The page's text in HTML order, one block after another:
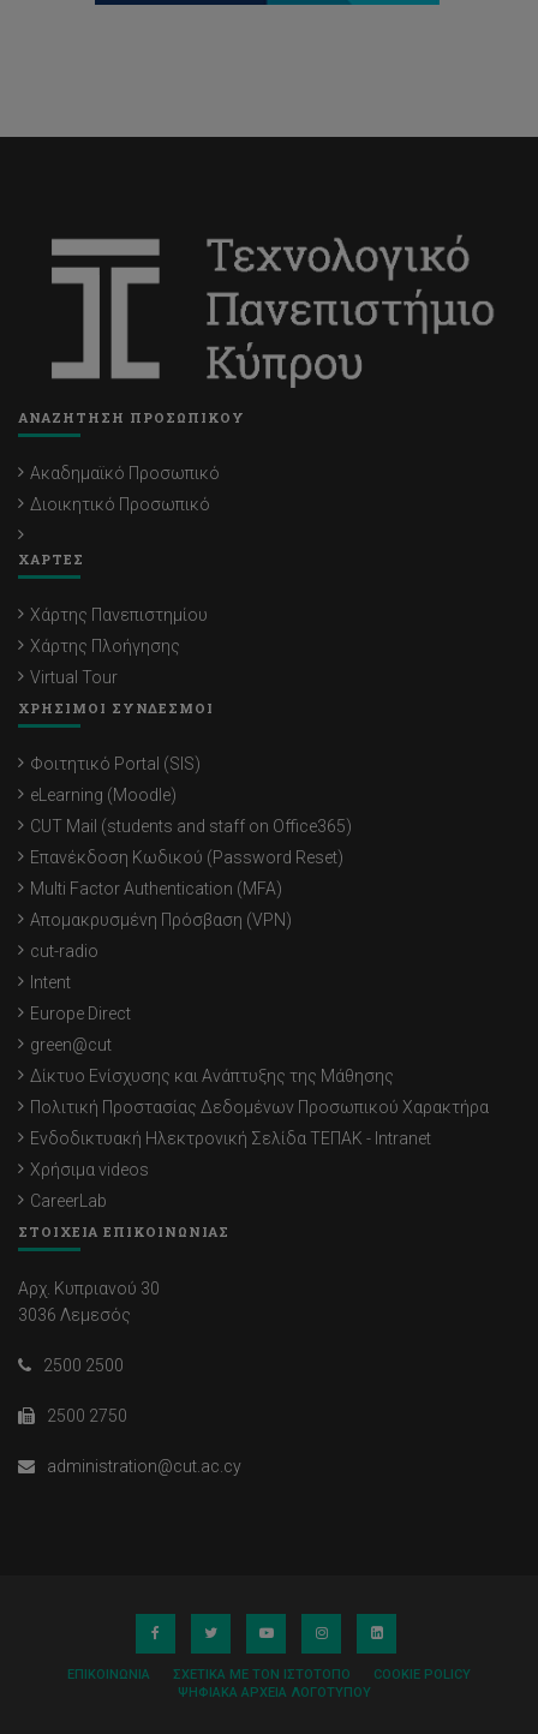
ΑΝΑΖΗΤΗΣΗ ΠΡΟΣΩΠΙΚΟΥ
Ακαδημαϊκό Προσωπικό
Διοικητικό Προσωπικό
ΧΑΡΤΕΣ
Χάρτης Πανεπιστημίου
Χάρτης Πλοήγησης
Virtual Tour
ΧΡΗΣΙΜΟΙ ΣΥΝΔΕΣΜΟΙ
Φοιτητικό Portal (SIS)
eLearning (Moodle)
CUT Mail (students and staff on Office365)
Επανέκδοση Κωδικού (Password Reset)
Multi Factor Authentication (MFA)
Απομακρυσμένη Πρόσβαση (VPN)
cut-radio
Intent
Europe Direct
green@cut
Δίκτυο Ενίσχυσης και Ανάπτυξης της Μάθησης
Πολιτική Προστασίας Δεδομένων Προσωπικού Χαρακτήρα
Ενδοδικτυακή Ηλεκτρονική Σελίδα ΤΕΠΑΚ - Intranet
Χρήσιμα videos
CareerLab
ΣΤΟΙΧΕΙΑ ΕΠΙΚΟΙΝΩΝΙΑΣ
Αρχ. Κυπριανού 30
3036 Λεμεσός
2500 2500
2500 2750
administration@cut.ac.cy
ΕΠΙΚΟΙΝΩΝΊΑ ΣΧΕΤΙΚΆ ΜΕ ΤΟΝ ΙΣΤΌΤΟΠΟ
COOKIE POLICY
ΨΗΦΙΑΚΆ ΑΡΧΕΊΑ ΛΟΓΌΤΥΠΟΥ